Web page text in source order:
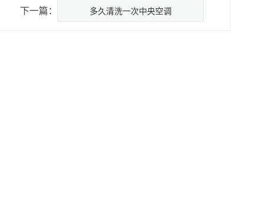
下一篇： 多久清洗一次中央空调